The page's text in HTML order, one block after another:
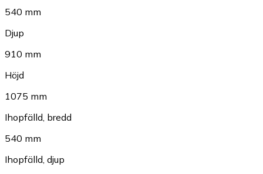
540 mm
Djup
910 mm
Höjd
1075 mm
Ihopfälld, bredd
540 mm
Ihopfälld, djup